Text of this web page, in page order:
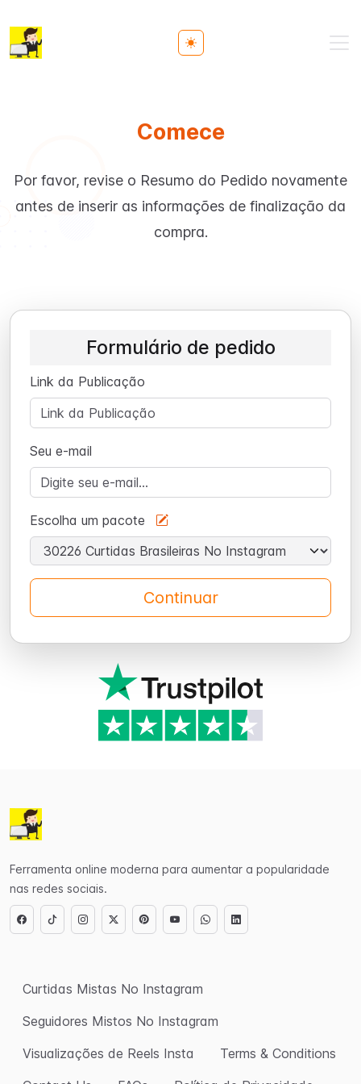
Toggle theme
Comece
Por favor, revise o Resumo do Pedido novamente
antes de inserir as informações de finalização da
compra.
Formulário de pedido
Link da Publicação
Seu e-mail
Escolha um pacote
Continuar
Ferramenta online moderna para aumentar a popularidade
nas redes sociais.
Curtidas Mistas No Instagram
Seguidores Mistos No Instagram
Visualizações de Reels Insta
Terms & Conditions